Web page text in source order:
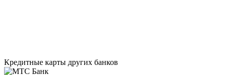
Кредитные карты других банков